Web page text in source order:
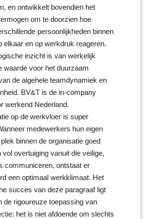
en ontwikkelt bovendien het
om te doorzien hoe
persoonlijkheden binnen
elkaar en op werkdruk reageren.
inzicht is van werkelijk
waarde voor het duurzaam
de algehele teamdynamiek en
BV&T is de in-company
werkend Nederland.
op de werkvloer is super
medewerkers hun eigen
binnen de organisatie goed
vol overtuiging vanuit die veilige,
communiceren, ontstaat er
een optimaal werkklimaat. Het
succes van deze paragraaf ligt
de rigoureuze toepassing van
het is niet afdoende om slechts